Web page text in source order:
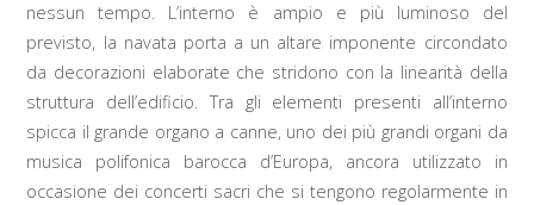
nessun tempo. L’interno è ampio e più luminoso del
previsto, la navata porta a un altare imponente circondato
da decorazioni elaborate che stridono con la linearità della
struttura dell’edificio. Tra gli elementi presenti all’interno
spicca il grande organo a canne, uno dei più grandi organi da
musica polifonica barocca d’Europa, ancora utilizzato in
occasione dei concerti sacri che si tengono regolarmente in